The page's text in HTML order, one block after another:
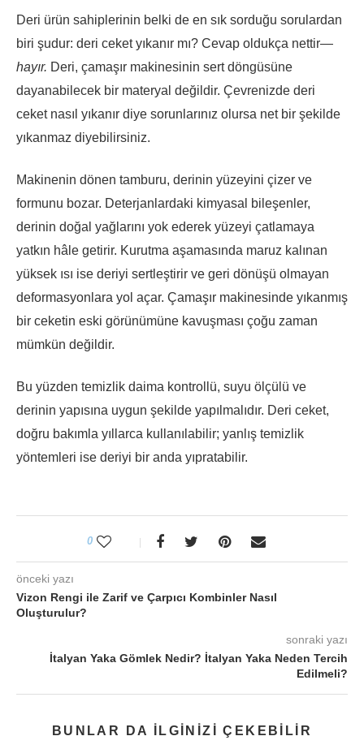
Deri ürün sahiplerinin belki de en sık sorduğu sorulardan
biri şudur: deri ceket yıkanır mı? Cevap oldukça nettir—
hayır. Deri, çamaşır makinesinin sert döngüsüne
dayanabilecek bir materyal değildir. Çevrenizde deri
ceket nasıl yıkanır diye sorunlarınız olursa net bir şekilde
yıkanmaz diyebilirsiniz.
Makinenin dönen tamburu, derinin yüzeyini çizer ve
formunu bozar. Deterjanlardaki kimyasal bileşenler,
derinin doğal yağlarını yok ederek yüzeyi çatlamaya
yatkın hâle getirir. Kurutma aşamasında maruz kalınan
yüksek ısı ise deriyi sertleştirir ve geri dönüşü olmayan
deformasyonlara yol açar. Çamaşır makinesinde yıkanmış
bir ceketin eski görünümüne kavuşması çoğu zaman
mümkün değildir.
Bu yüzden temizlik daima kontrollü, suyu ölçülü ve
derinin yapısına uygun şekilde yapılmalıdır. Deri ceket,
doğru bakımla yıllarca kullanılabilir; yanlış temizlik
yöntemleri ise deriyi bir anda yıpratabilir.
0
önceki yazı
Vizon Rengi ile Zarif ve Çarpıcı Kombinler Nasıl
Oluşturulur?
sonraki yazı
İtalyan Yaka Gömlek Nedir? İtalyan Yaka Neden Tercih
Edilmeli?
BUNLAR DA ILGINIZI ÇEKEBILIR